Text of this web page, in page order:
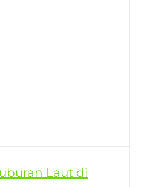
Laut di